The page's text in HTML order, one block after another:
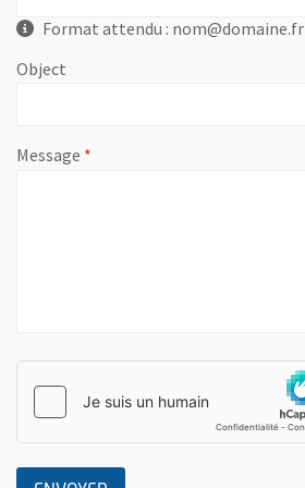
Format attendu : nom@domaine.fr
Object
Message , champ obligatoire